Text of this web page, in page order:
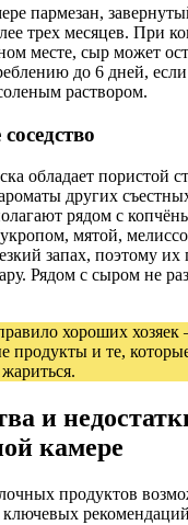
пармезан,
трех месяцев. При
месте, сыр может
до 6 дней, если
раствором.
обладает пористой
других
рядом с
мятой,
запах, поэтому
Рядом с сыром не
хороших хозяек
продукты и те,
и
камере
продуктов
ключевых